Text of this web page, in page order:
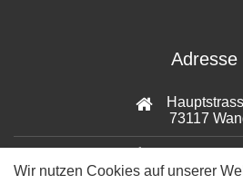
Adresse
73117
Wir nutzen Cookies auf unserer